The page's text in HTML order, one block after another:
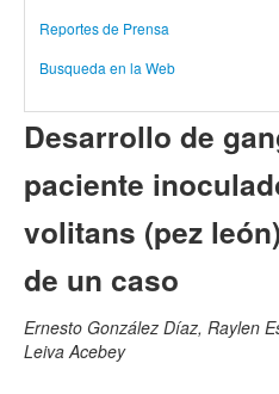
Reportes de Prensa
Busqueda en la Web
Desarrollo de
paciente
volitans (pez
de un caso
Ernesto González Díaz, Raylen
Leiva Acebey